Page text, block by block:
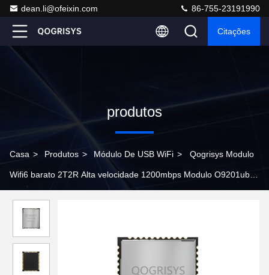
dean.li@ofeixin.com 86-755-23191990
Citações
produtos
Casa > Produtos > Módulo De USB WiFi > Qogrisys Modulo
Wifi6 barato 2T2R Alta velocidade 1200mbps Modulo O9201ub